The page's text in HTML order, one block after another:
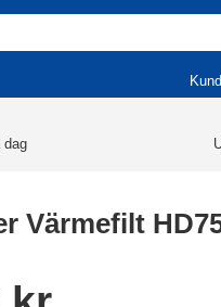
dag
Värmefilt